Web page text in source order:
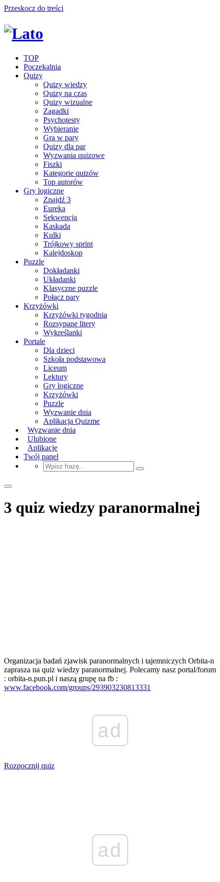
Przeskocz do treści
TOP
Poczekalnia
Quizy
Quizy wiedzy
Quizy na czas
Quizy wizualne
Zagadki
Psychotesty
Wybieranie
Gra w pary
Quizy dla par
Wyzwania quizowe
Fiszki
Kategorie quizów
Top autorów
Gry logiczne
Znajdź 3
Eureka
Sekwencja
Kaskada
Kulki
Trójkowy sprint
Kalejdoskop
Puzzle
Dokładanki
Układanki
Klasyczne puzzle
Połącz pary
Krzyżówki
Krzyżówki tygodnia
Rozsypane litery
Wykreślanki
Portale
Dla dzieci
Szkoła podstawowa
Liceum
Lektury
Gry logiczne
Krzyżówki
Puzzle
Wyzwanie dnia
Aplikacja Quizme
Wyzwanie dnia
Ulubione
Aplikacje
Twój panel
3 quiz wiedzy paranormalnej
Organizacja badań zjawisk paranormalnych i tajemniczych Orbita-n
zaprasza na quiz wiedzy paranormalnej. Polecamy nasz portal/forum
: orbita-n.pun.pl i naszą grupę na fb :
www.facebook.com/groups/293903230813331
ad
Rozpocznij quiz
ad